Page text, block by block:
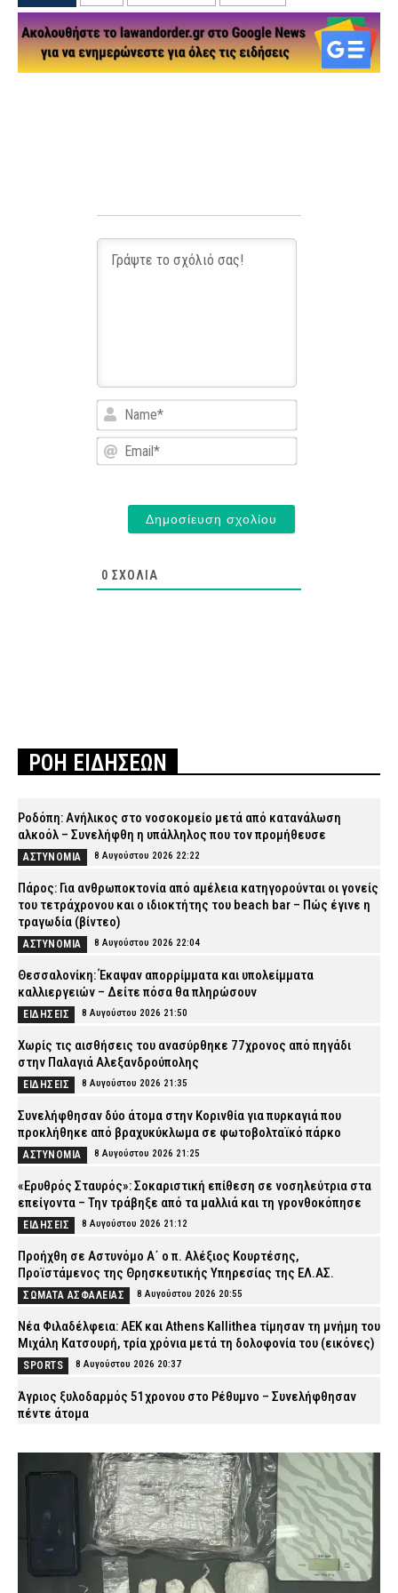
Name*
Email*
0 ΣΧΌΛΙΑ
ΡΟΗ ΕΙΔΗΣΕΩΝ
Ροδόπη: Ανήλικος στο νοσοκομείο μετά από κατανάλωση
αλκοόλ – Συνελήφθη η υπάλληλος που τον προμήθευσε
ΑΣΤΥΝΟΜΙΑ 8 Αυγούστου 2026 22:22
Πάρος: Για ανθρωποκτονία από αμέλεια κατηγορούνται οι γονείς
του τετράχρονου και ο ιδιοκτήτης του beach bar – Πώς έγινε η
τραγωδία (βίντεο)
ΑΣΤΥΝΟΜΙΑ 8 Αυγούστου 2026 22:04
Θεσσαλονίκη: Έκαψαν απορρίμματα και υπολείμματα
καλλιεργειών – Δείτε πόσα θα πληρώσουν
ΕΙΔΗΣΕΙΣ 8 Αυγούστου 2026 21:50
Χωρίς τις αισθήσεις του ανασύρθηκε 77χρονος από πηγάδι
στην Παλαγιά Αλεξανδρούπολης
ΕΙΔΗΣΕΙΣ 8 Αυγούστου 2026 21:35
Συνελήφθησαν δύο άτομα στην Κορινθία για πυρκαγιά που
προκλήθηκε από βραχυκύκλωμα σε φωτοβολταϊκό πάρκο
ΑΣΤΥΝΟΜΙΑ 8 Αυγούστου 2026 21:25
«Ερυθρός Σταυρός»: Σοκαριστική επίθεση σε νοσηλεύτρια στα
επείγοντα – Την τράβηξε από τα μαλλιά και τη γρονθοκόπησε
ΕΙΔΗΣΕΙΣ 8 Αυγούστου 2026 21:12
Προήχθη σε Αστυνόμο Α΄ ο π. Αλέξιος Κουρτέσης,
Προϊστάμενος της Θρησκευτικής Υπηρεσίας της ΕΛ.ΑΣ.
ΣΩΜΑΤΑ ΑΣΦΑΛΕΙΑΣ 8 Αυγούστου 2026 20:55
Νέα Φιλαδέλφεια: ΑΕΚ και Athens Kallithea τίμησαν τη μνήμη του
Μιχάλη Κατσουρή, τρία χρόνια μετά τη δολοφονία του (εικόνες)
SPORTS 8 Αυγούστου 2026 20:37
Άγριος ξυλοδαρμός 51χρονου στο Ρέθυμνο – Συνελήφθησαν
πέντε άτομα
Χαλκιδική: 62χρονος έχασε τη ζωή του ενώ κολυμπούσε στο
8 Αυγούστου 2026 20:12
Αθήνα: Κλείνει τα μεσάνυχτα ο λόφος Φινόπουλου λόγω
αυξημένου κινδύνου πυρκαγιάς
ΕΙΔΗΣΕΙΣ 8 Αυγούστου 2026 19:56